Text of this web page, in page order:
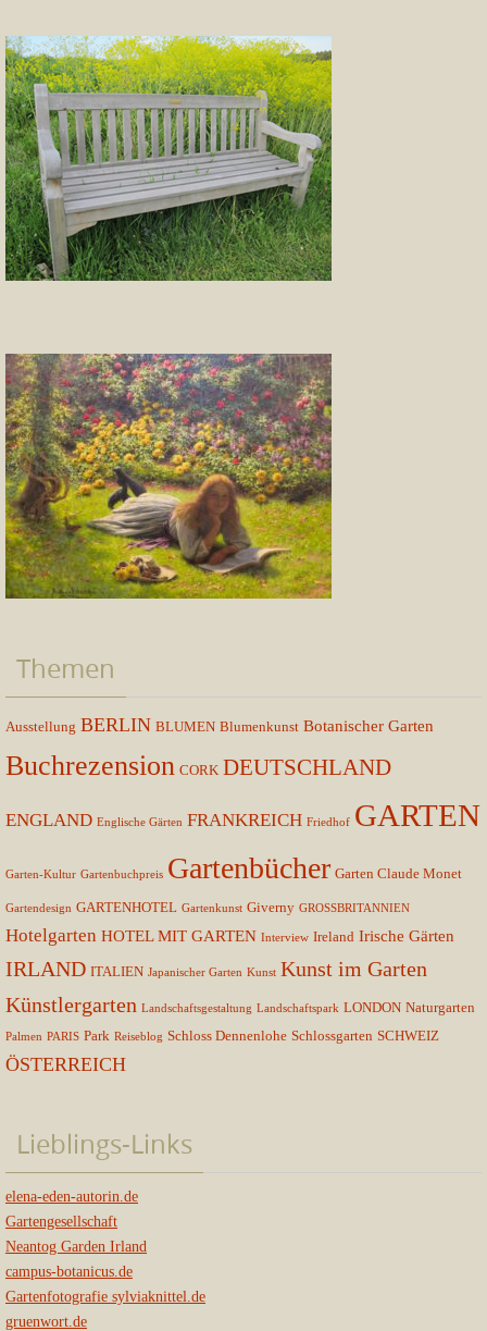
Themen
Ausstellung BERLIN BLUMEN Blumenkunst Botanischer Garten
Buchrezension CORK DEUTSCHLAND
ENGLAND Englische Gärten FRANKREICH Friedhof GARTEN
Garten-Kultur Gartenbuchpreis Gartenbücher Garten Claude Monet
Gartendesign GARTENHOTEL Gartenkunst Giverny GROSSBRITANNIEN
Hotelgarten HOTEL MIT GARTEN Interview Ireland Irische Gärten
IRLAND ITALIEN Japanischer Garten Kunst Kunst im Garten
Künstlergarten Landschaftsgestaltung Landschaftspark LONDON Naturgarten
Palmen PARIS Park Reiseblog Schloss Dennenlohe Schlossgarten SCHWEIZ
ÖSTERREICH
Lieblings-Links
elena-eden-autorin.de
Gartengesellschaft
Neantog Garden Irland
campus-botanicus.de
Gartenfotografie sylviaknittel.de
gruenwort.de